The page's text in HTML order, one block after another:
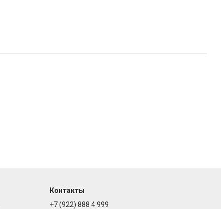
Контакты
+7 (922) 888 4 999